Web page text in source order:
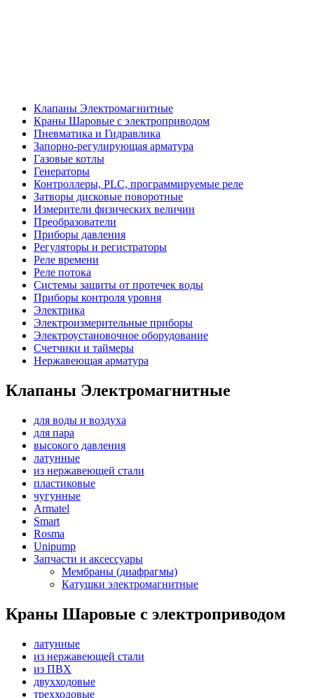
Клапаны Электромагнитные
Краны Шаровые с электроприводом
Пневматика и Гидравлика
Запорно-регулирующая арматура
Газовые котлы
Генераторы
Контроллеры, PLС, программируемые реле
Затворы дисковые поворотные
Измерители физических величин
Преобразователи
Приборы давления
Регуляторы и регистраторы
Реле времени
Реле потока
Системы защиты от протечек воды
Приборы контроля уровня
Электрика
Электроизмерительные приборы
Электроустановочное оборудование
Счетчики и таймеры
Нержавеющая арматура
Клапаны Электромагнитные
для воды и воздуха
для пара
высокого давления
латунные
из нержавеющей стали
пластиковые
чугунные
Armatel
Smart
Rosma
Unipump
Запчасти и аксессуары
Мембраны (диафрагмы)
Катушки электромагнитные
Краны Шаровые с электроприводом
латунные
из нержавеющей стали
из ПВХ
двухходовые
трехходовые